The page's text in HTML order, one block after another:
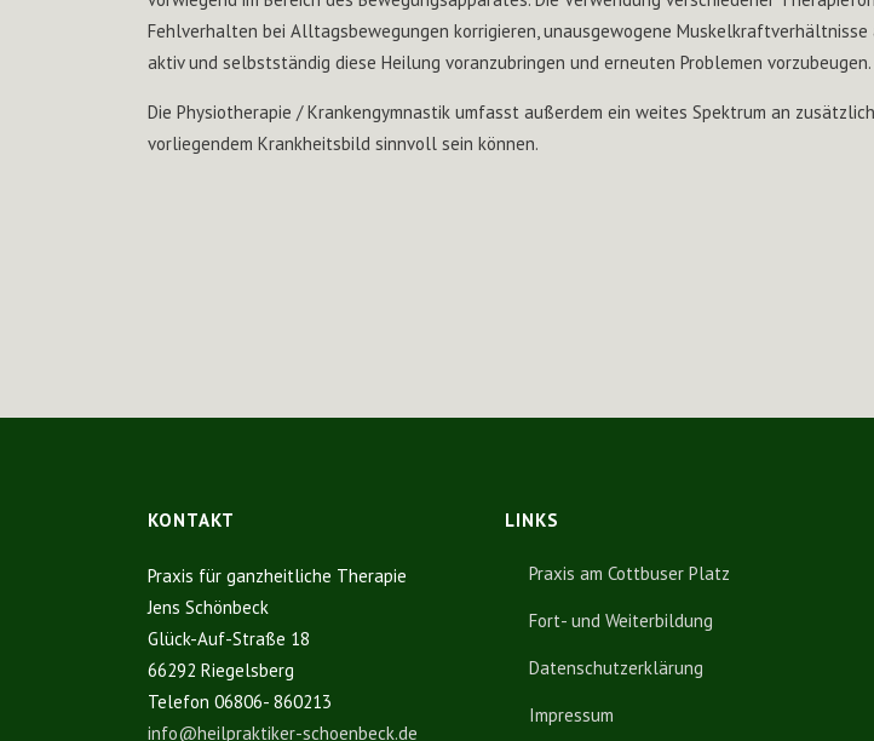
Fehlverhalten bei Alltagsbewegungen korrigieren, unausgewogene
aktiv und selbstständig diese Heilung voranzubringen und erneuten Problemen vorzubeugen.
Die Physiotherapie / Krankengymnastik umfasst außerdem ein weites Spektrum an
vorliegendem Krankheitsbild sinnvoll sein können.
KONTAKT
Praxis für ganzheitliche Therapie
Jens Schönbeck
Glück-Auf-Straße 18
66292 Riegelsberg
Telefon 06806- 860213
info@heilpraktiker-schoenbeck.de
LINKS
Praxis am Cottbuser Platz
Fort- und Weiterbildung
Datenschutzerklärung
Impressum